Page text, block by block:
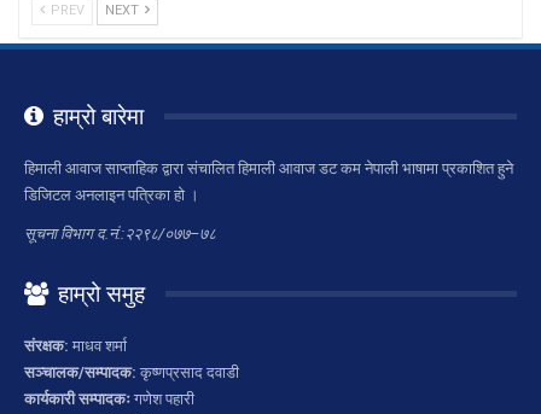
PREV NEXT
हाम्रो बारेमा
हिमाली आवाज साप्ताहिक द्वारा संचालित हिमाली आवाज डट कम नेपाली भाषामा प्रकाशित हुने
डिजिटल अनलाइन पत्रिका हो ।
सूचना विभाग द.नं.:२२९८/०७७–७८
हाम्रो समुह
संरक्षक: माधव शर्मा
सञ्चालक/सम्पादक: कृष्णप्रसाद दवाडी
कार्यकारी सम्पादकः गणेश पहारी